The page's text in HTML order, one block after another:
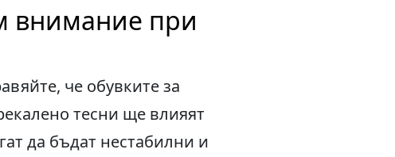
внимание при
че обувките за
тесни ще влияят
да бъдат нестабилни и